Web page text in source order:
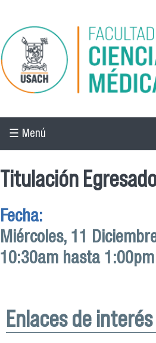
Pasar al contenido principal
☰ Menú
Titulación
Fecha:
Miércoles, 11
10:30am hasta 1:00pm
Enlaces de interés